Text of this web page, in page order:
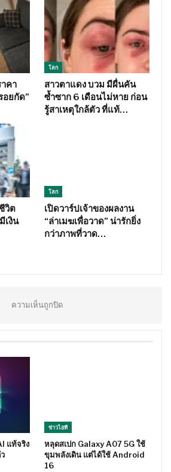
คา
ยกัด”
โลก
สาวตาแดง บวม มีผื่นคัน
ซ้ำซาก 6 เดือนไม่หาย ก่อน
รู้สาเหตุใกล้ตัว ที่แท้…
วิต
เงิน
โลก
เปิดวาร์ปเจ้าของผลงาน
“ล่าเมฆเพื่อวาด” น่ารักยิ่ง
กว่าภาพที่วาด…
ความเห็นถูกปิด
แท้จริง
ข่าวไอที
หลุดสเปก Galaxy A07 5G ใช้
ขุมพลังเดิน แต่ได้ใช้ Android
16